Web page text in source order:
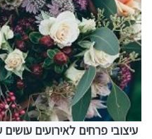
עיצובי פרחים לאירועים